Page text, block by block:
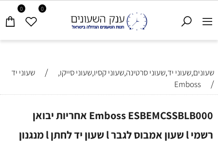
0 0
שעונים,שעוני יד,שעוני סרטינה,שעוני קסיו,שעוני סייקו, / שעוני יד
/
Emboss
Emboss ESBEMCSSBLB000 אחריות יבואן
רשמי l שעון אמבוס לגבר l שעון יד לחתן l מנגנון